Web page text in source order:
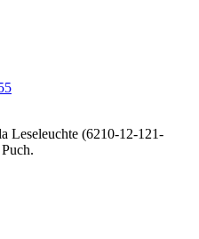
Leseleuchte (6210-12-121-